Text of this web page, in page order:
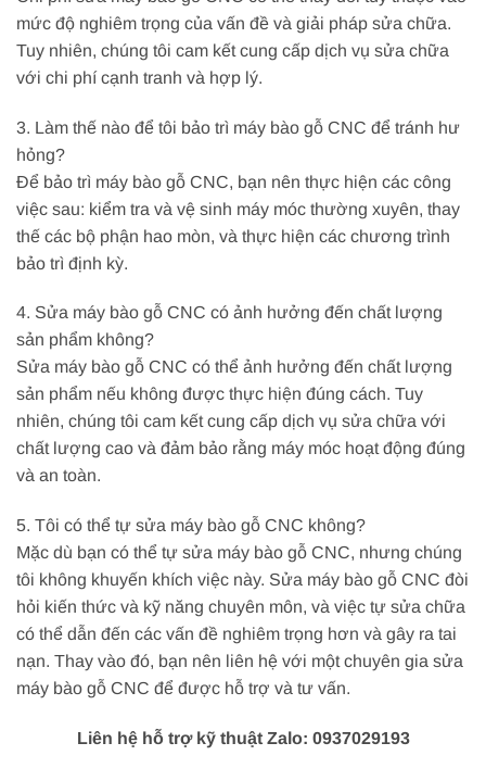
mức độ nghiêm trọng của vấn đề và giải pháp sửa chữa.
Tuy nhiên, chúng tôi cam kết cung cấp dịch vụ sửa chữa
với chi phí cạnh tranh và hợp lý.
3. Làm thế nào để tôi bảo trì máy bào gỗ CNC để tránh hư
hỏng?
Để bảo trì máy bào gỗ CNC, bạn nên thực hiện các công
việc sau: kiểm tra và vệ sinh máy móc thường xuyên, thay
thế các bộ phận hao mòn, và thực hiện các chương trình
bảo trì định kỳ.
4. Sửa máy bào gỗ CNC có ảnh hưởng đến chất lượng
sản phẩm không?
Sửa máy bào gỗ CNC có thể ảnh hưởng đến chất lượng
sản phẩm nếu không được thực hiện đúng cách. Tuy
nhiên, chúng tôi cam kết cung cấp dịch vụ sửa chữa với
chất lượng cao và đảm bảo rằng máy móc hoạt động đúng
và an toàn.
5. Tôi có thể tự sửa máy bào gỗ CNC không?
Mặc dù bạn có thể tự sửa máy bào gỗ CNC, nhưng chúng
tôi không khuyến khích việc này. Sửa máy bào gỗ CNC đòi
hỏi kiến thức và kỹ năng chuyên môn, và việc tự sửa chữa
có thể dẫn đến các vấn đề nghiêm trọng hơn và gây ra tai
nạn. Thay vào đó, bạn nên liên hệ với một chuyên gia sửa
máy bào gỗ CNC để được hỗ trợ và tư vấn.
Liên hệ hỗ trợ kỹ thuật Zalo: 0937029193